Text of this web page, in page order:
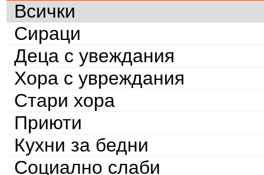
Всички
Сираци
Деца с увеждания
Хора с увреждания
Стари хора
Приюти
Кухни за бедни
Социално слаби